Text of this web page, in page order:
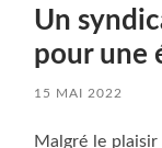
Un
pour une
15 MAI 2022
Malgré le